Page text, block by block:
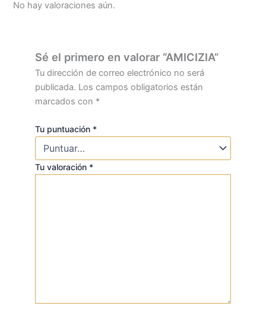
No hay valoraciones aún.
Sé el primero en valorar “AMICIZIA”
Tu dirección de correo electrónico no será
publicada. Los campos obligatorios están
marcados con *
Tu puntuación *
Tu valoración *